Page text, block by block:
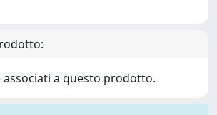
associati a questo prodotto.